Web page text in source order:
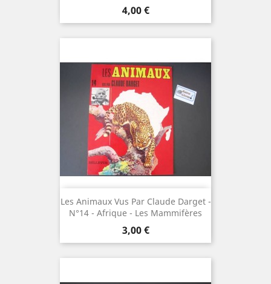
Prix
4,00 €
Les Animaux Vus Par Claude Darget -
N°14 - Afrique - Les Mammifères
Prix
3,00 €